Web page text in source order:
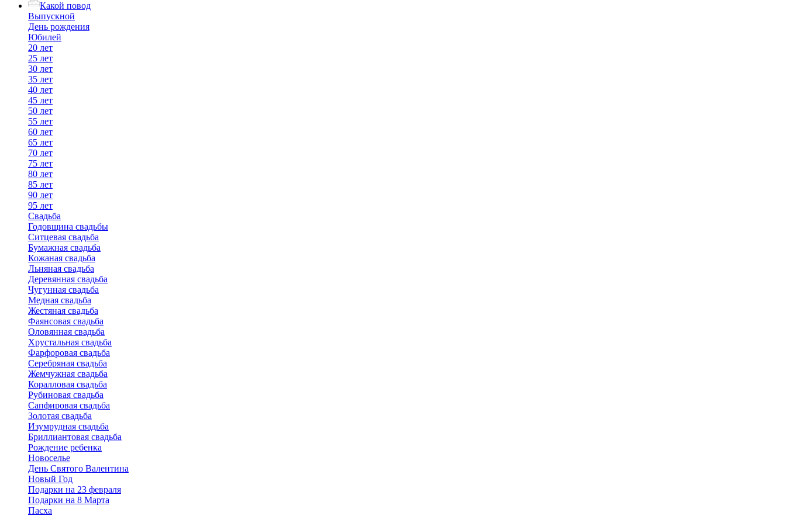
Какой повод
Выпускной
День рождения
Юбилей
20 лет
25 лет
30 лет
35 лет
40 лет
45 лет
50 лет
55 лет
60 лет
65 лет
70 лет
75 лет
80 лет
85 лет
90 лет
95 лет
Свадьба
Годовщина свадьбы
Ситцевая свадьба
Бумажная свадьба
Кожаная свадьба
Льняная свадьба
Деревянная свадьба
Чугунная свадьба
Медная свадьба
Жестяная свадьба
Фаянсовая свадьба
Оловянная свадьба
Хрустальная свадьба
Фарфоровая свадьба
Серебряная свадьба
Жемчужная свадьба
Коралловая свадьба
Рубиновая свадьба
Сапфировая свадьба
Золотая свадьба
Изумрудная свадьба
Бриллиантовая свадьба
Рождение ребенка
Новоселье
День Святого Валентина
Новый Год
Подарки на 23 февраля
Подарки на 8 Марта
Пасха